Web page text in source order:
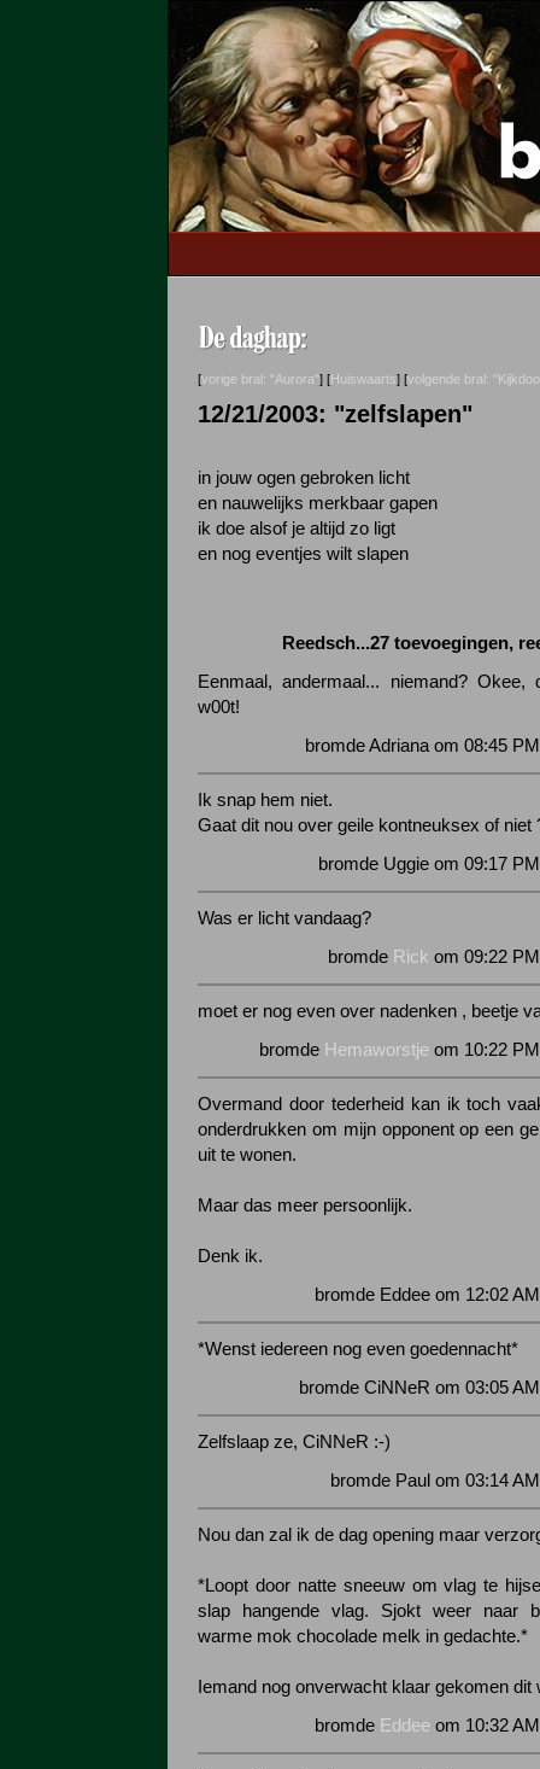
[vorige bral: "Aurora"] [Huiswaarts] [volgende bral:
12/21/2003: "zelfslapen"
in jouw ogen gebroken licht
en nauwelijks merkbaar gapen
ik doe alsof je altijd zo ligt
en nog eventjes wilt slapen
Reedsch...27 toevoegingen,
Eenmaal, andermaal... niemand?
w00t!
bromde Adriana om 08:45
Ik snap hem niet.
Gaat dit nou over geile kontneuksex of niet
bromde Uggie om 09:17
Was er licht vandaag?
bromde Rick om 09:22
moet er nog even over nadenken , beetje
bromde Hemaworstje om 10:22
Overmand door tederheid kan ik toch
onderdrukken om mijn opponent op een
uit te wonen.
Maar das meer persoonlijk.
Denk ik.
bromde Eddee om 12:02
*Wenst iedereen nog even goedennacht*
bromde CiNNeR om 03:05
Zelfslaap ze, CiNNeR :-)
bromde Paul om 03:14
Nou dan zal ik de dag opening maar
*Loopt door natte sneeuw om vlag te
slap hangende vlag. Sjokt weer naar
warme mok chocolade melk in gedachte.*
Iemand nog onverwacht klaar gekomen dit
bromde Eddee om 10:32